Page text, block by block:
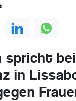
spricht bei
in